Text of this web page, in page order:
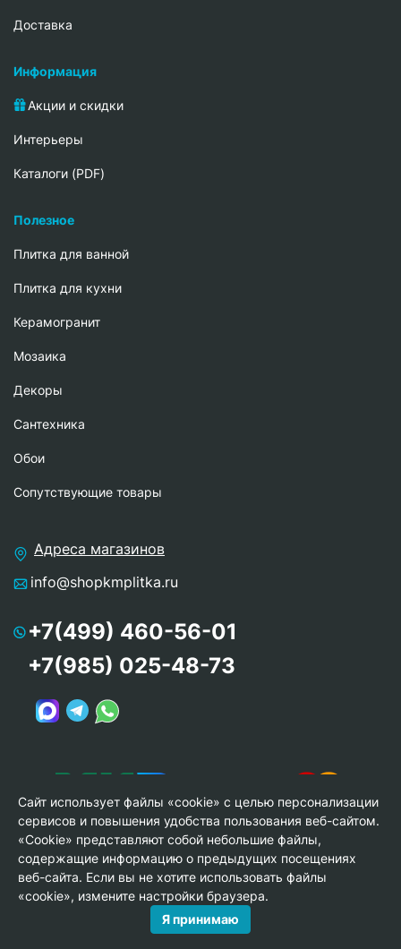
Доставка
Информация
Акции и скидки
Интерьеры
Каталоги (PDF)
Полезное
Плитка для ванной
Плитка для кухни
Керамогранит
Мозаика
Декоры
Сантехника
Обои
Сопутствующие товары
Адреса магазинов
info@shopkmplitka.ru
+7(499) 460-56-01
+7(985) 025-48-73
© Copyright 2013-2026 KERAMA MARAZZI, ООО «Гамма
Керамика»
Сайт использует файлы «cookie» с целью персонализации
сервисов и повышения удобства пользования веб-сайтом.
«Cookie» представляют собой небольшие файлы,
содержащие информацию о предыдущих посещениях
веб-сайта. Если вы не хотите использовать файлы
«cookie», измените настройки браузера.
Я принимаю